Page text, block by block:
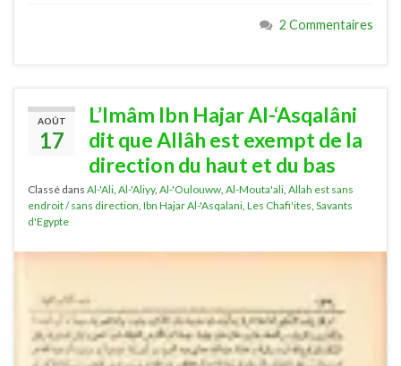
2 Commentaires
AOÛT
17
L’Imâm Ibn Hajar Al-‘Asqalâni
dit que Allâh est exempt de la
direction du haut et du bas
Classé dans Al-'Ali, Al-'Aliyy, Al-'Oulouww, Al-Mouta'ali, Allah est sans
endroit / sans direction, Ibn Hajar Al-'Asqalani, Les Chafi'ites, Savants
d'Egypte